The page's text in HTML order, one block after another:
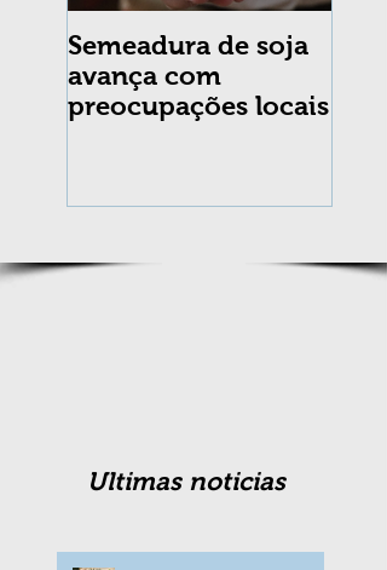
Semeadura de soja
avança com
preocupações locais
Ultimas noticias